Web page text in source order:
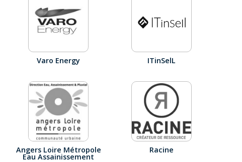
Varo Energy ITinSelL
Angers Loire Métropole
Eau Assainissement
Racine